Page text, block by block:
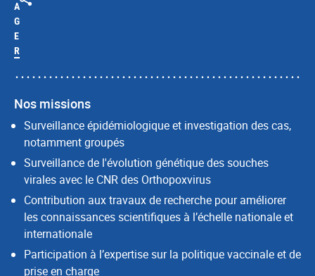
A
G
E
R
Nos missions
Surveillance épidémiologique et investigation des cas,
notamment groupés
Surveillance de l'évolution génétique des souches
virales avec le CNR des Orthopoxvirus
Contribution aux travaux de recherche pour améliorer
les connaissances scientifiques à l’échelle nationale et
internationale
Participation à l’expertise sur la politique vaccinale et de
prise en charge